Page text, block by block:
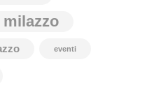
milazzo
eventi